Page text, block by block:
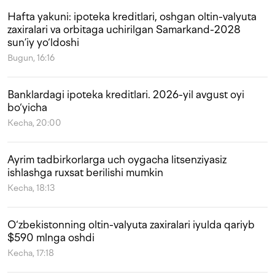
Hafta yakuni: ipoteka kreditlari, oshgan oltin-valyuta
zaxiralari va orbitaga uchirilgan Samarkand-2028
sun’iy yo‘ldoshi
Bugun, 16:16
Banklardagi ipoteka kreditlari. 2026-yil avgust oyi
bo‘yicha
Kecha, 20:00
Ayrim tadbirkorlarga uch oygacha litsenziyasiz
ishlashga ruxsat berilishi mumkin
Kecha, 18:13
O‘zbekistonning oltin-valyuta zaxiralari iyulda qariyb
$590 mlnga oshdi
Kecha, 17:18